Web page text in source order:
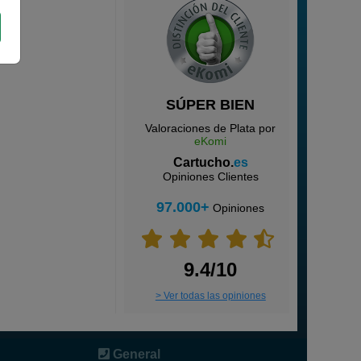
SÚPER BIEN
Valoraciones de Plata por
eKomi
Cartucho.es
Opiniones Clientes
97.000+ Opiniones
9.4/10
> Ver todas las opiniones
General